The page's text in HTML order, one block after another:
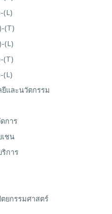
(L)
(T)
(L)
(T)
(L)
และนวัตกรรม
การ
ชน
ริการ
ยกรรมศาสตร์